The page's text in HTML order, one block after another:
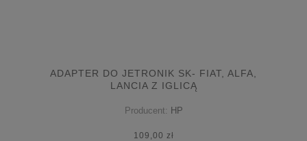
ADAPTER DO JETRONIK SK- FIAT, ALFA,
LANCIA Z IGLICĄ
Producent: HP
109,00 zł